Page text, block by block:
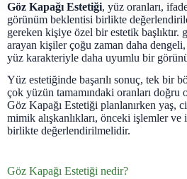
Göz Kapağı Estetiği, yüz oranları,
görünüm beklentisi birlikte
gereken kişiye özel bir estetik başlıktır.
arayan kişiler çoğu zaman daha
yüz karakteriyle daha uyumlu bir
Yüz estetiğinde başarılı sonuç, tek bir
çok yüzün tamamındaki oranları
Göz Kapağı Estetiği planlanırken yaş,
mimik alışkanlıkları, önceki işlemler ve
birlikte değerlendirilmelidir.
Göz Kapağı Estetiği nedir?